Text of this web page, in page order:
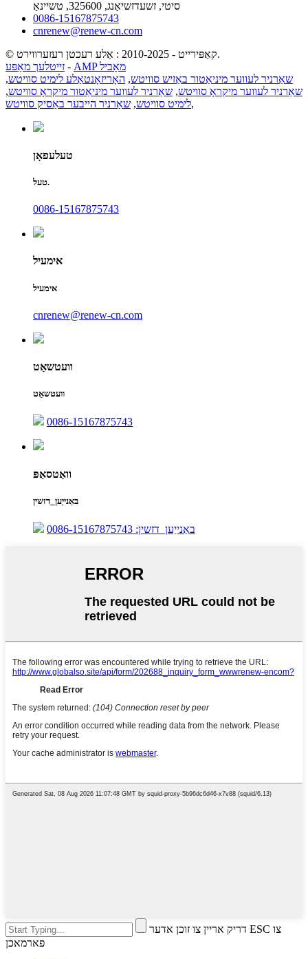
סיטי, זשעדזשיאַנג, 325600, טשיינאַ
0086-15167875743
cnrenew@renew-cn.com
© קאַפּירייט - 2010-2025 : אַלע רעכטן רעזערווירט.
זייטלעך מאַפּע -
AMP מאָביל
שאַרניר לעווער מיניאַטור באַזיש סוויטש, האָריזאָנטאַלע לימיט סוויטש,
שאַרניר לעווער מיקראָ סוויטש, שאַרניר לעווער מיניאַטור מיקראָ סוויטש,
לימיט סוויטש, שאַרניר הייבער באַסיק סוויטש ,
טעלעפאָן
טעל.
0086-15167875743
אימעיל
אימעיל
cnrenew@renew-cn.com
וועטשאַט
וועטשאַט
0086-15167875743
וואַטסאַפּ
באַנייַען_דזשין
באַנייַען_דזשין: 0086-15167875743
דריק אריין צו זוכן אדער ESC צו
פארמאכן